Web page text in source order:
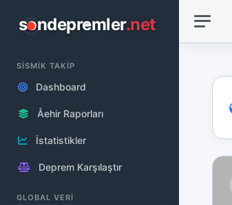
sondepremler.net
SİSMİK TAKİP
Dashboard
Åehir Raporları
İstatistikler
Deprem Karşılaştır
GLOBAL VERİ